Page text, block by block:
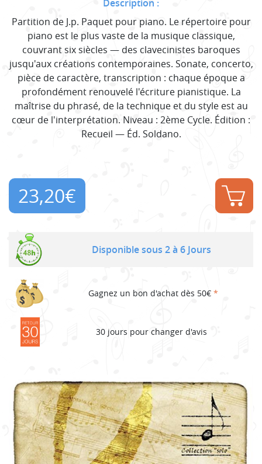
Description :
Partition de J.p. Paquet pour piano. Le répertoire pour
piano est le plus vaste de la musique classique,
couvrant six siècles — des clavecinistes baroques
jusqu'aux créations contemporaines. Sonate, concerto,
pièce de caractère, transcription : chaque époque a
profondément renouvelé l'écriture pianistique. La
maîtrise du phrasé, de la technique et du style est au
cœur de l'interprétation. Niveau : 2ème Cycle. Édition :
Recueil — Éd. Soldano.
23,20€
Disponible sous 2 à 6 Jours
Gagnez un bon d'achat dès 50€ *
30 jours pour changer d'avis